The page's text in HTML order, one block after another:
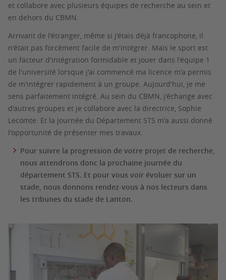
et collabore avec plusieurs équipes de recherche au sein et
en dehors du CBMN.
Arrivant de l'étranger, même si j'étais déjà francophone, il
n'était pas forcément facile de m'intégrer. Mais le sport est
un facteur d'intégration formidable et jouer dans l'équipe 1
de l'université lorsque j'ai commencé ma licence m'a permis
de m'intégrer rapidement à un groupe. Aujourd'hui, je me
sens parfaitement intégré. Au sein du CBMN, j'échange avec
d'autres groupes et je collabore avec la directrice, Sophie
Lecomte. Et la journée du Département STS m'a aussi donné
l'opportunité de présenter mes travaux.
Pour suivre la progression de votre projet de recherche,
nous attendrons donc la prochaine journée du
département STS. Et pour vous voir évoluer sur un
stade, nous donnons rendez-vous à nos lecteurs dans
les tribunes du stade de Lanton.